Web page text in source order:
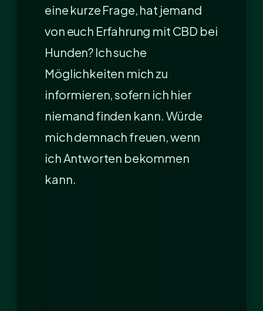
eine kurze Frage, hat jemand
von euch Erfahrung mit CBD bei
Hunden? Ich suche
Möglichkeiten mich zu
informieren, sofern ich hier
niemand finden kann. Würde
mich demnach freuen, wenn
ich Antworten bekommen
kann.